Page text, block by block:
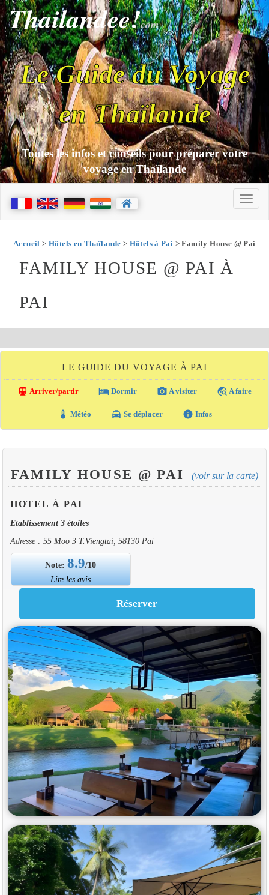
Thailandee!com
Le Guide du Voyage
en Thaïlande
Toutes les infos et conseils pour préparer votre
voyage en Thaïlande
Accueil > Hôtels en Thaïlande > Hôtels à Pai > Family House @ Pai
FAMILY HOUSE @ PAI À
PAI
LE GUIDE DU VOYAGE À PAI
directions_transit Arriver/partir local_hotel Dormir photo_camera A visiter travel_explore A faire
thermostat Météo local_taxi Se déplacer info Infos
FAMILY HOUSE @ PAI (voir sur la carte)
HOTEL À PAI
Etablissement 3 étoiles
Adresse : 55 Moo 3 T.Viengtai, 58130 Pai
Note:8.9/10
Lire les avis